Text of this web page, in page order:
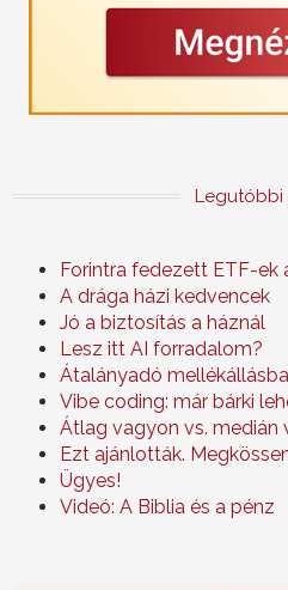
Legutóbbi
Forintra fedezett ETF-ek
A drága házi kedvencek
Jó a biztosítás a háznál
Lesz itt AI forradalom?
Átalányadó
Vibe coding: már bárki
Átlag vagyon vs. medián
Ezt ajánlották.
Ügyes!
Videó: A Biblia és a pénz